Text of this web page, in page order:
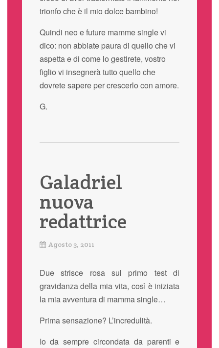
trionfo che è il mio dolce bambino!
Quindi neo e future mamme single vi
dico: non abbiate paura di quello che vi
aspetta e di come lo gestirete, vostro
figlio vi insegnerà tutto quello che
dovrete sapere per crescerlo con amore.
G.
Galadriel
nuova
redattrice
Agosto 3, 2011
Due strisce rosa sul primo test di
gravidanza della mia vita, così è iniziata
la mia avventura di mamma single…
Prima sensazione? L’incredulità.
Io da sempre circondata da parenti e